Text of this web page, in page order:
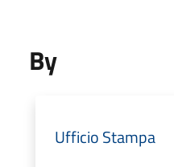
By
Ufficio Stampa